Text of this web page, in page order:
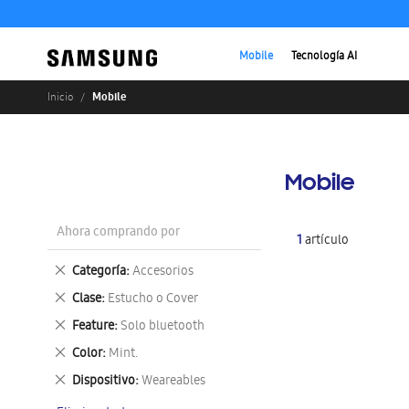
Mobile Tecnología AI
Inicio Mobile
Mobile
1artículo
Ahora comprando por
Categoría Accesorios
Eliminar
este
artículo
Clase Estucho o Cover
Eliminar
este
artículo
Feature Solo bluetooth
Eliminar
este
artículo
Color Mint.
Eliminar
este
artículo
Dispositivo Weareables
Eliminar